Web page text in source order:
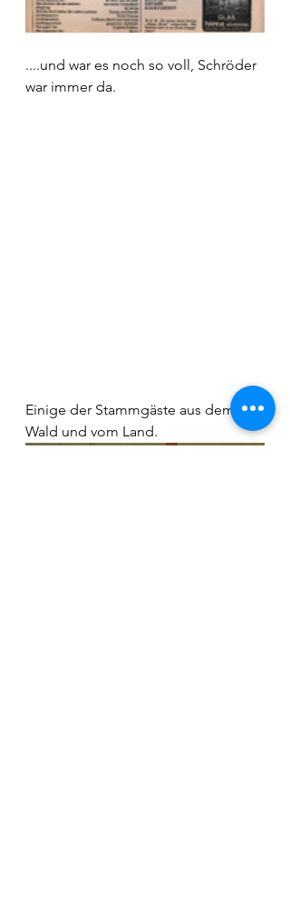
....und war es noch so voll, Schröder
war immer da.
Einige der Stammgäste aus dem
Wald und vom Land.